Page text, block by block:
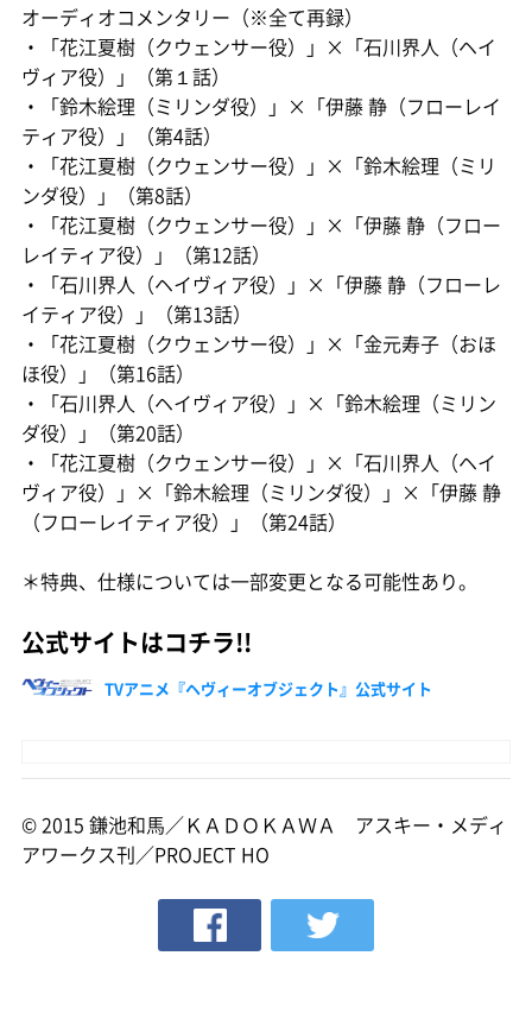
オーディオコメンタリー（※全て再録）
・「花江夏樹（クウェンサー役）」×「石川界人（ヘイ
ヴィア役）」（第１話）
・「鈴木絵理（ミリンダ役）」×「伊藤 静（フローレイ
ティア役）」（第4話）
・「花江夏樹（クウェンサー役）」×「鈴木絵理（ミリ
ンダ役）」（第8話）
・「花江夏樹（クウェンサー役）」×「伊藤 静（フロー
レイティア役）」（第12話）
・「石川界人（ヘイヴィア役）」×「伊藤 静（フローレ
イティア役）」（第13話）
・「花江夏樹（クウェンサー役）」×「金元寿子（おほ
ほ役）」（第16話）
・「石川界人（ヘイヴィア役）」×「鈴木絵理（ミリン
ダ役）」（第20話）
・「花江夏樹（クウェンサー役）」×「石川界人（ヘイ
ヴィア役）」×「鈴木絵理（ミリンダ役）」×「伊藤 静
（フローレイティア役）」（第24話）
＊特典、仕様については一部変更となる可能性あり。
公式サイトはコチラ!!
TVアニメ『ヘヴィーオブジェクト』公式サイト
© 2015 鎌池和馬／ＫＡＤＯＫＡＷＡ アスキー・メディ
アワークス刊／PROJECT HO